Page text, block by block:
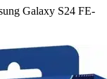
Galaxy S24 FE-